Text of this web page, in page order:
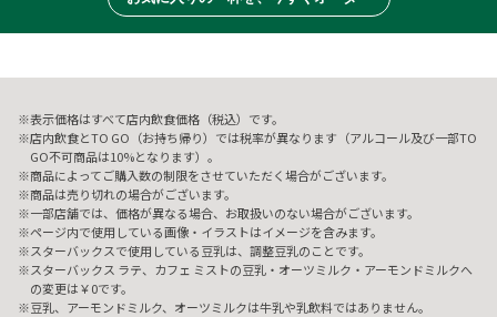
表示価格はすべて店内飲食価格（税込）です。
店内飲食とTO GO（お持ち帰り）では税率が異なります（アルコール及び一部TO
GO不可商品は10%となります）。
商品によってご購入数の制限をさせていただく場合がございます。
商品は売り切れの場合がございます。
一部店舗では、価格が異なる場合、お取扱いのない場合がございます。
ページ内で使用している画像・イラストはイメージを含みます。
スターバックスで使用している豆乳は、調整豆乳のことです。
スターバックス ラテ、カフェ ミストの豆乳・オーツミルク・アーモンドミルクへ
の変更は￥0です。
豆乳、アーモンドミルク、オーツミルクは牛乳や乳飲料ではありません。